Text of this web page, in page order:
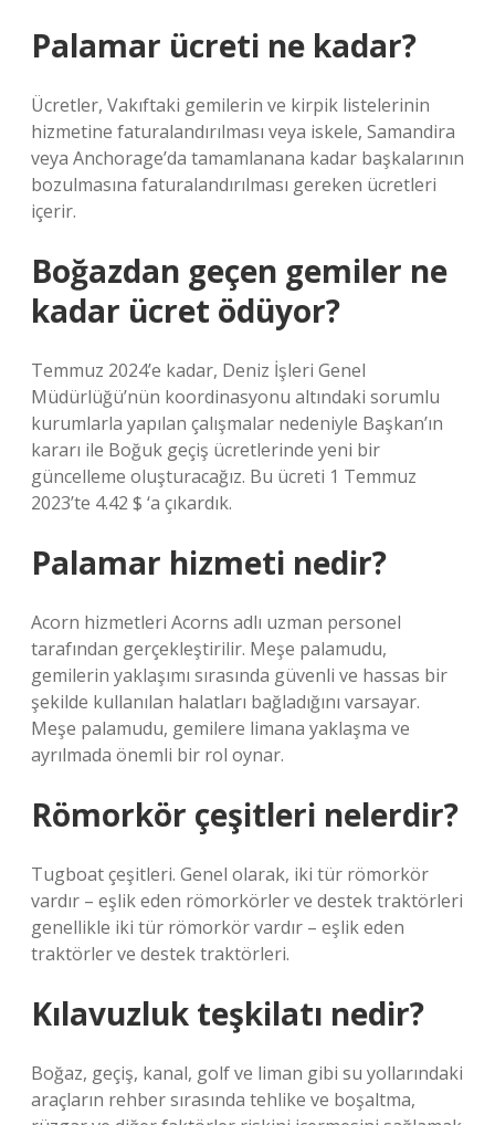
Palamar ücreti ne kadar?
Ücretler, Vakıftaki gemilerin ve kirpik listelerinin
hizmetine faturalandırılması veya iskele, Samandira
veya Anchorage’da tamamlanana kadar başkalarının
bozulmasına faturalandırılması gereken ücretleri
içerir.
Boğazdan geçen gemiler ne
kadar ücret ödüyor?
Temmuz 2024’e kadar, Deniz İşleri Genel
Müdürlüğü’nün koordinasyonu altındaki sorumlu
kurumlarla yapılan çalışmalar nedeniyle Başkan’ın
kararı ile Boğuk geçiş ücretlerinde yeni bir
güncelleme oluşturacağız. Bu ücreti 1 Temmuz
2023’te 4.42 $ ‘a çıkardık.
Palamar hizmeti nedir?
Acorn hizmetleri Acorns adlı uzman personel
tarafından gerçekleştirilir. Meşe palamudu,
gemilerin yaklaşımı sırasında güvenli ve hassas bir
şekilde kullanılan halatları bağladığını varsayar.
Meşe palamudu, gemilere limana yaklaşma ve
ayrılmada önemli bir rol oynar.
Römorkör çeşitleri nelerdir?
Tugboat çeşitleri. Genel olarak, iki tür römorkör
vardır – eşlik eden römorkörler ve destek traktörleri
genellikle iki tür römorkör vardır – eşlik eden
traktörler ve destek traktörleri.
Kılavuzluk teşkilatı nedir?
Boğaz, geçiş, kanal, golf ve liman gibi su yollarındaki
araçların rehber sırasında tehlike ve boşaltma,